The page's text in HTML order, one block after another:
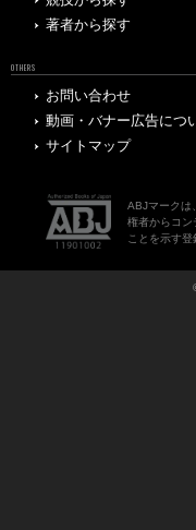
著者から探す
OTHERS
お問い合わせ
動画・バナー広告につ
サイトマップ
ABJマークは
権者からコン
ことを示す